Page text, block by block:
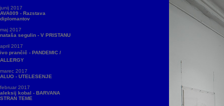
junij 2017
AVA009 - Razstava
diplomantov
maj 2017
nataša segulin - V PRISTANU
april 2017
ivo prančič - PANDEMIC /
ALLERGY
marec 2017
ALUO - UTELESENJE
februar 2017
aleksij kobal - BARVANA
STRAN TEME